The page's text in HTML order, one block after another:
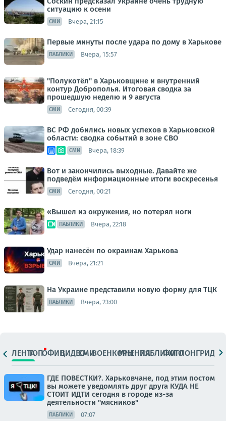
ситуацию к осени
СМИ Вчера, 21:15
Первые минуты после удара по дому в Харькове
ПАБЛИКИ Вчера, 15:57
"Полукотёл" в Харьковщине и внутренний
контур Доброполья. Итоговая сводка за
прошедшую неделю и 9 августа
СМИ Сегодня, 00:39
ВС РФ добились новых успехов в Харьковской
области: сводка событий в зоне СВО
СМИ Вчера, 18:39
Вот и закончились выходные. Давайте же
подведём информационные итоги воскресенья
СМИ Сегодня, 00:21
«Вышел из окружения, но потерял ноги
ПАБЛИКИ Вчера, 22:18
Удар нанесён по окраинам Харькова
СМИ Вчера, 21:21
На Украине представили новую форму для ТЦК
ПАБЛИКИ Вчера, 23:00
ЛЕНТАТОПОФИЦ.ВИДЕОСМИВОЕНКОРЫМНЕНИЯПАБЛИКИ
ФОТОЛОНГРИДЫ
ГДЕ ПОВЕСТКИ?. Харьковчане, под этим постом
вы можете уведомлять друг друга КУДА НЕ
СТОИТ ИДТИ сегодня в городе из-за
деятельности "мясников"
ПАБЛИКИ 07:07